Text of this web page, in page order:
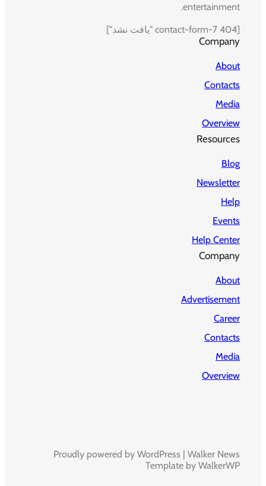
entertainment.
[contact-form-7 404 "یافت نشد"]
Company
About
Contacts
Media
Overview
Resources
Blog
Newsletter
Help
Events
Help Center
Company
About
Advertisement
Career
Contacts
Media
Overview
Proudly powered by WordPress | Walker News
Template by WalkerWP